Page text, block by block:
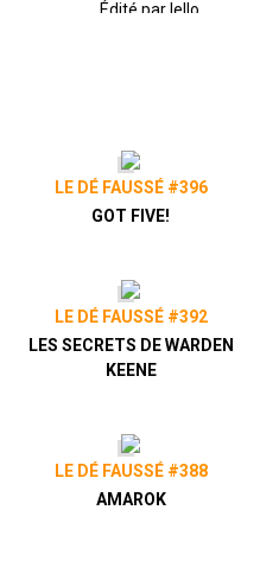
Édité par Iello
fonction de vos
Présenté par
Facebook
LE DÉ FAUSSÉ #396
GOT FIVE!
LE DÉ FAUSSÉ #392
LES SECRETS DE WARDEN
KEENE
LE DÉ FAUSSÉ #388
AMAROK